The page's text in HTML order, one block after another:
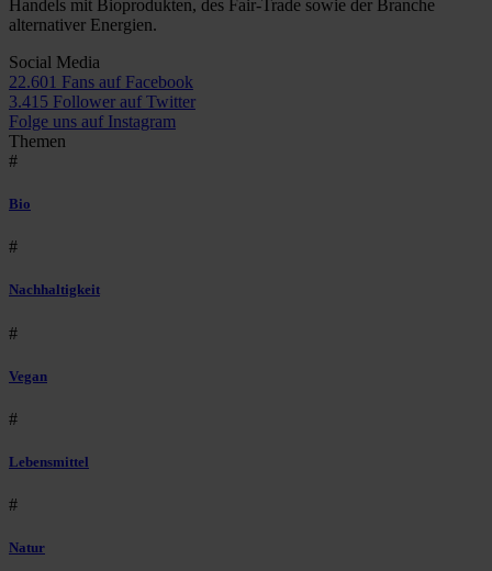
Handels mit Bioprodukten, des Fair-Trade sowie der Branche
alternativer Energien.
Social Media
22.601 Fans auf Facebook
3.415 Follower auf Twitter
Folge uns auf Instagram
Themen
#
Bio
#
Nachhaltigkeit
#
Vegan
#
Lebensmittel
#
Natur